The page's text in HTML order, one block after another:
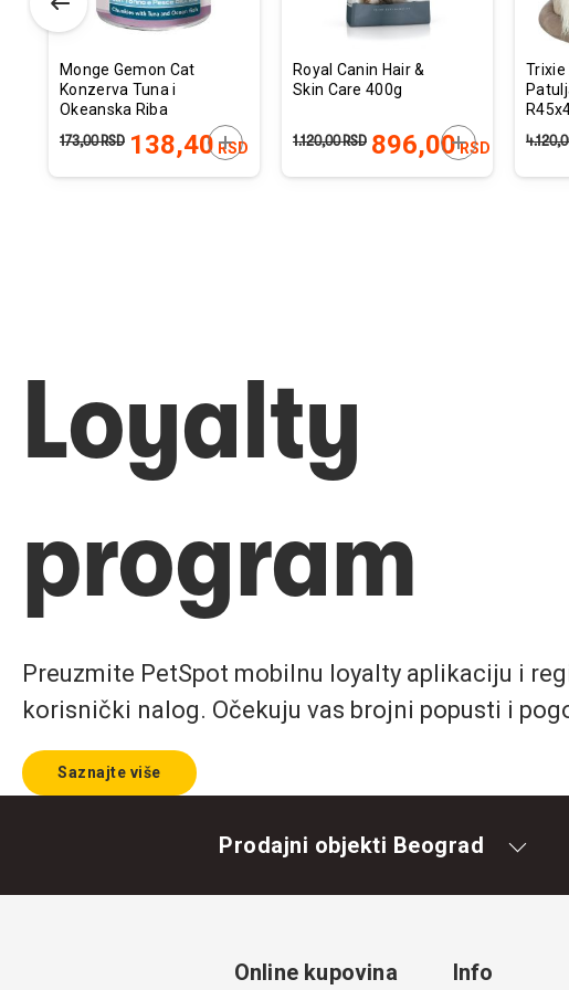
U KORPU
Monge Gemon Cat
Konzerva Tuna i
Okeanska Riba
138,40 RSD
173,00RSD DODAJTE U KORPU
Royal Canin Hair &
Skin Care 400g
896,00RSD
1.120,00RSD DODAJTE U
Loyalty
program
Preuzmite PetSpot mobilnu loyalty aplikaciju i
korisnički nalog. Očekuju vas brojni popusti i
Saznajte više
Prodajni objekti Beograd
Online kupovina Info